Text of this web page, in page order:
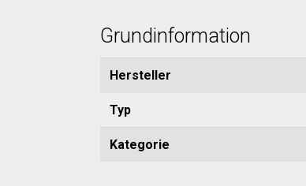
Grundinformation
Hersteller
Typ
Kategorie